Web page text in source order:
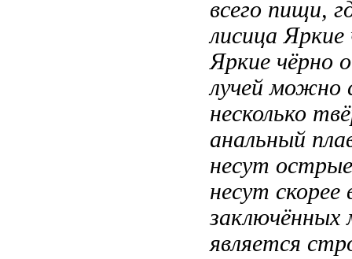
всего пищи,
лисица
Яркие чёрно
лучей можно
несколько
анальный
несут острые
несут скорее
является